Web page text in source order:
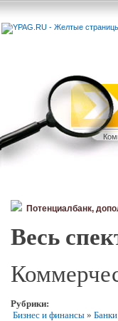
Потенциалбанк,
Весь
Рубрики:
Бизнес и финансы » Банки